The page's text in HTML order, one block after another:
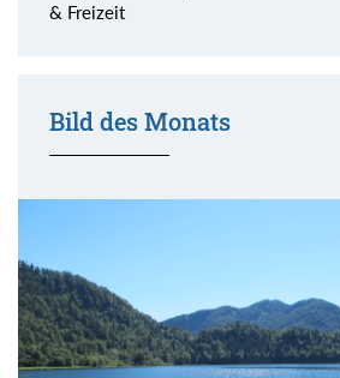
& Freizeit
Bild des Monats